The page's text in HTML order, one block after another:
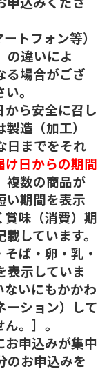
トフォン等）
の違いによ
る場合がござ
。
ら安全に召し
造（加工）
日までをそれ
け日からの期間
複数の商品が
い期間を表示
賞味（消費）期
しています。
ば・卵・乳・
表示していま
ないにもかかわ
ーション）して
。］。
申込みが集中
のお申込みを